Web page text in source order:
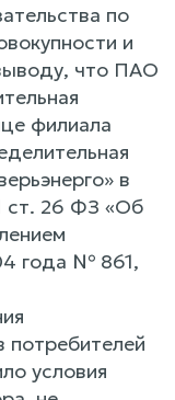
по
и
что ПАО
филиала
в
ст. 26 ФЗ «Об
года № 861,
потребителей
условия